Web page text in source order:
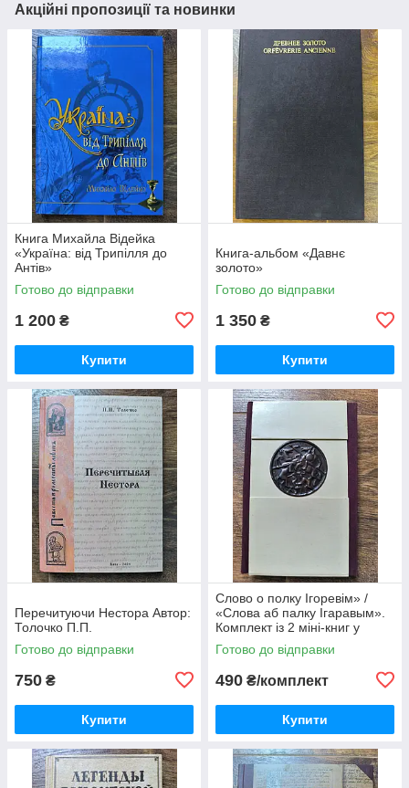
Акційні пропозиції та новинки
Книга Михайла Відейка
«Україна: від Трипілля до
Антів»
Готово до відправки
1 200 ₴
Купити
Книга-альбом «Давнє
золото»
Готово до відправки
1 350 ₴
Купити
Перечитуючи Нестора Автор:
Толочко П.П.
Готово до відправки
750 ₴
Купити
Слово о полку Ігоревім» /
«Слова аб палку Ігаравым».
Комплект із 2 міні-книг у
футлярі
Готово до відправки
490 ₴/комплект
Купити